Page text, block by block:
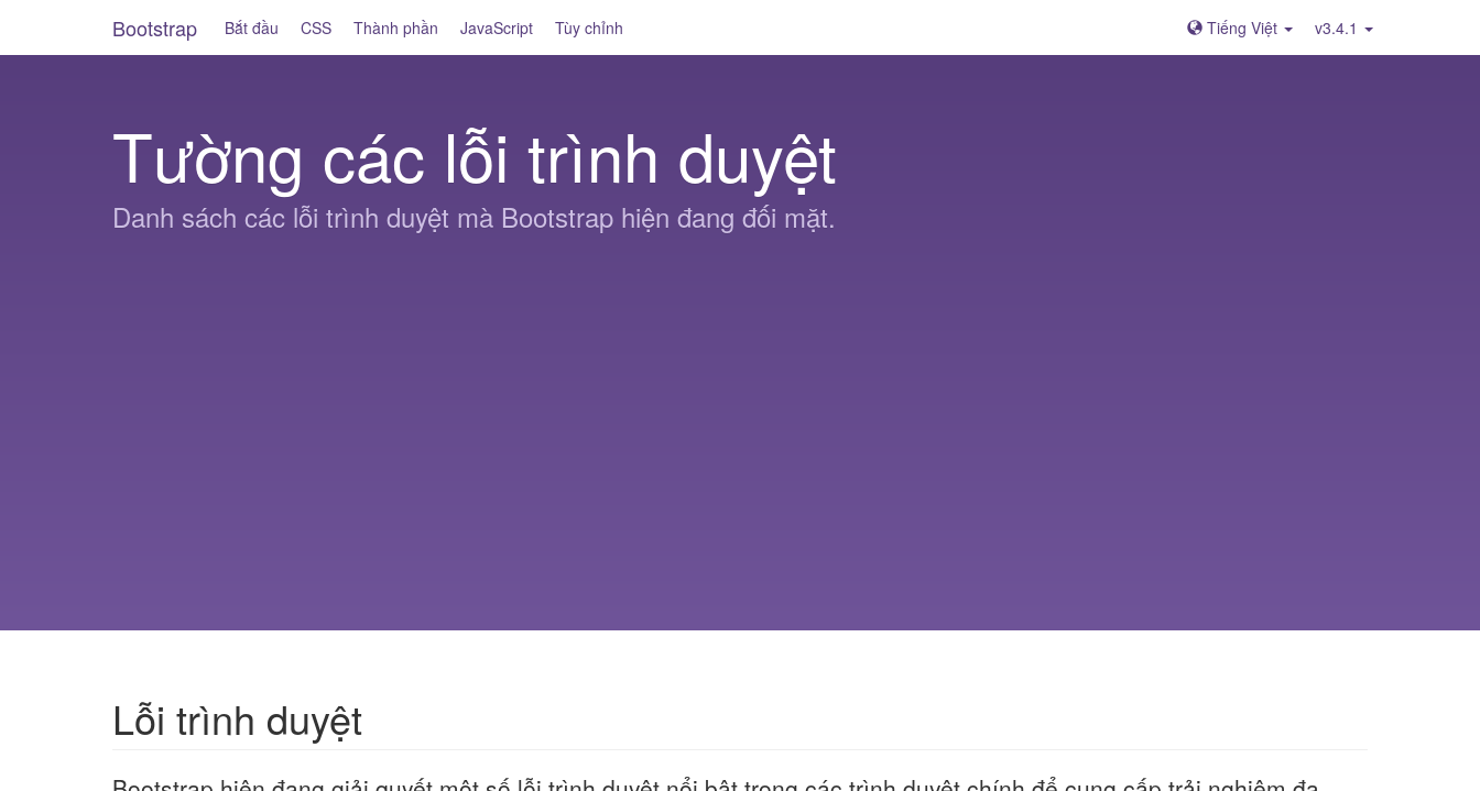
Bootstrap Bắt đầu CSS Thành phần JavaScript Tùy chỉnh Tiếng Việt v3.4.1
Tường các lỗi trình duyệt
Danh sách các lỗi trình duyệt mà Bootstrap hiện đang đối mặt.
Lỗi trình duyệt